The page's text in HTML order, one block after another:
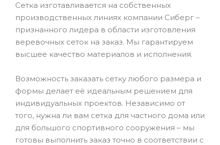
Сетка изготавливается на собственных
производственных линиях компании Сиберг –
признанного лидера в области изготовления
веревочных сеток на заказ. Мы гарантируем
высшее качество материалов и исполнения.
Возможность заказать сетку любого размера и
формы делает её идеальным решением для
индивидуальных проектов. Независимо от
того, нужна ли вам сетка для частного дома или
для большого спортивного сооружения – мы
готовы выполнить заказ точно в соответствии с